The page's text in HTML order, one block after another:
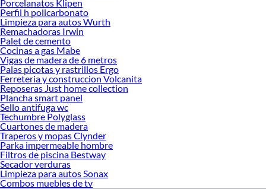
Porcelanatos Klipen
Perfil h policarbonato
Limpieza para autos Wurth
Remachadoras Irwin
Palet de cemento
Cocinas a gas Mabe
Vigas de madera de 6 metros
Palas picotas y rastrillos Ergo
Ferreteria y construccion Volcanita
Reposeras Just home collection
Plancha smart panel
Sello antifuga wc
Techumbre Polyglass
Cuartones de madera
Traperos y mopas Clynder
Parka impermeable hombre
Filtros de piscina Bestway
Secador verduras
Limpieza para autos Sonax
Combos muebles de tv